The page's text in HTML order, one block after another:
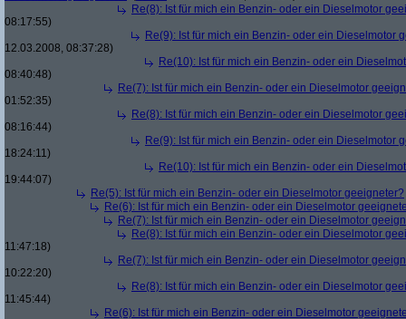
Re(8): Ist für mich ein Benzin- oder ein Dieselmotor
08:17:55)
Re(9): Ist für mich ein Benzin- oder ein Dieselmotor
12.03.2008, 08:37:28)
Re(10): Ist für mich ein Benzin- oder ein
08:40:48)
Re(7): Ist für mich ein Benzin- oder ein Dieselmotor
01:52:35)
Re(8): Ist für mich ein Benzin- oder ein Dieselmotor
08:16:44)
Re(9): Ist für mich ein Benzin- oder ein Dieselmotor
18:24:11)
Re(10): Ist für mich ein Benzin- oder ein
19:44:07)
Re(5): Ist für mich ein Benzin- oder ein Dieselmotor geeigneter?
Re(6): Ist für mich ein Benzin- oder ein Dieselmotor
Re(7): Ist für mich ein Benzin- oder ein Dieselmotor
Re(8): Ist für mich ein Benzin- oder ein Dieselmotor
11:47:18)
Re(7): Ist für mich ein Benzin- oder ein Dieselmotor
10:22:20)
Re(8): Ist für mich ein Benzin- oder ein Dieselmotor
11:45:44)
Re(6): Ist für mich ein Benzin- oder ein Dieselmotor